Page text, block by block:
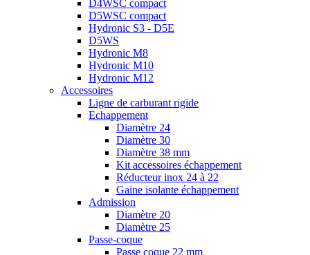
D4WSC compact
D5WSC compact
Hydronic S3 - D5E
D5WS
Hydronic M8
Hydronic M10
Hydronic M12
Accessoires
Ligne de carburant rigide
Echappement
Diamètre 24
Diamètre 30
Diamètre 38 mm
Kit accessoires échappement
Réducteur inox 24 à 22
Gaine isolante échappement
Admission
Diamètre 20
Diamètre 25
Passe-coque
Passe coque 22 mm